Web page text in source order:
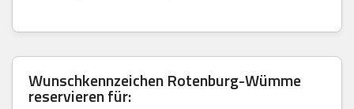
Wunschkennzeichen Rotenburg-Wümme
reservieren für: